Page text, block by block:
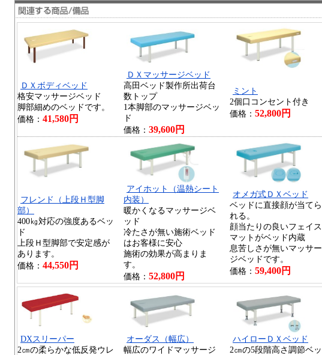
ＤＸボディベッド
格安マッサージベッド
脚部細めのベッドです。
価格： 41,580円
ＤＸマッサージベッド
高田ベッド製作所出荷台
数トップ
1本脚部のマッサージベッ
ド
価格： 39,600円
ミント
2個口コンセント付き
価格： 52,800円
フレンド（上段Ｈ型脚
部）
400㎏対応の強度あるベッ
ド
上段Ｈ型脚部で安定感が
あります。
価格： 44,550円
アイホット（温熱シート
内装）
暖かくなるマッサージベ
ッド
冷たさが無い施術ベッド
はお客様に安心
施術の効果が高まりま
す。
価格： 52,800円
オメガ式ＤＸベッド
ベッドに直接顔が当てら
れる。
顔当たりの良いフェイス
マットがベッド内蔵
息苦しさが無いマッサー
ジベッドです。
価格： 59,400円
DXスリーパー
2㎝の柔らかな低反発ウレ
オーダス（幅広）
幅広のワイドマッサージ
ハイローＤＸベッド
2㎝の5段階高さ調節ベッ